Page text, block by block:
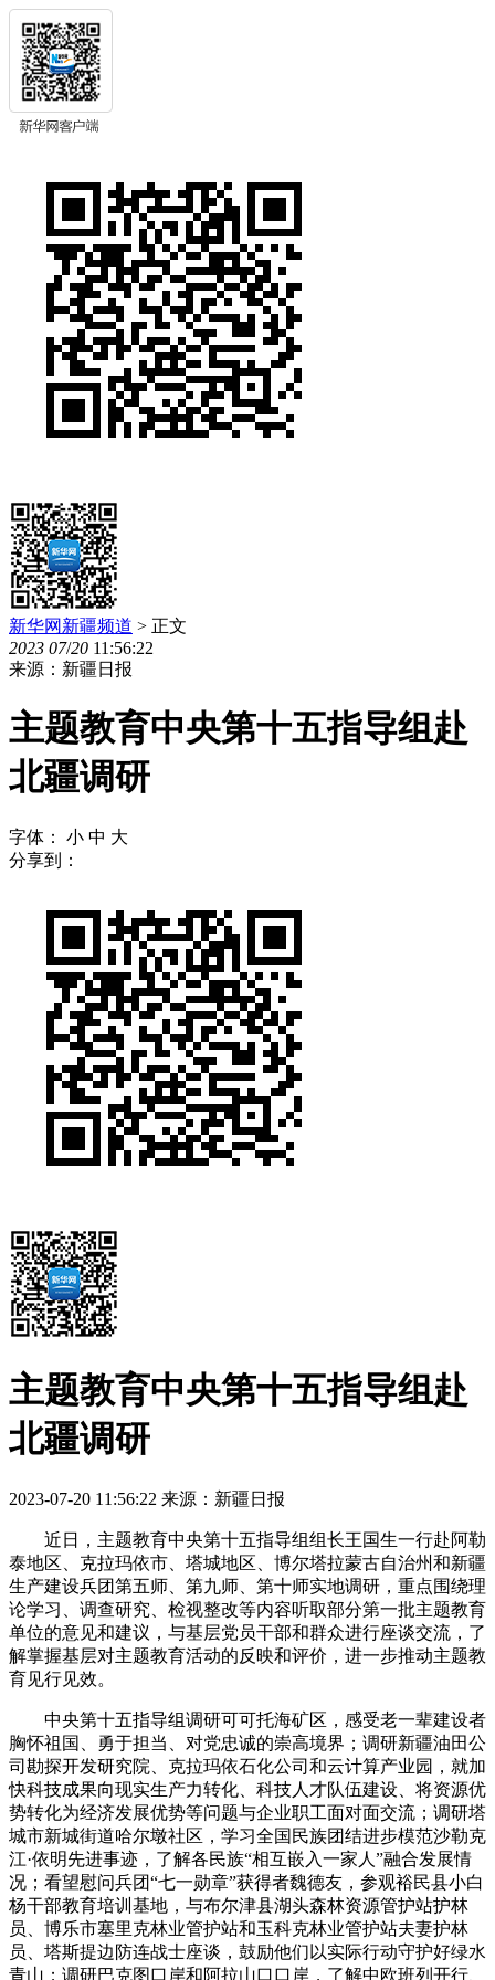
新华网新疆频道 > 正文
2023 07/20 11:56:22
来源：新疆日报
主题教育中央第十五指导组赴
北疆调研
字体： 小 中 大
分享到：
主题教育中央第十五指导组赴
北疆调研
2023-07-20 11:56:22 来源：新疆日报
近日，主题教育中央第十五指导组组长王国生一行赴阿勒
泰地区、克拉玛依市、塔城地区、博尔塔拉蒙古自治州和新疆
生产建设兵团第五师、第九师、第十师实地调研，重点围绕理
论学习、调查研究、检视整改等内容听取部分第一批主题教育
单位的意见和建议，与基层党员干部和群众进行座谈交流，了
解掌握基层对主题教育活动的反映和评价，进一步推动主题教
育见行见效。
中央第十五指导组调研可可托海矿区，感受老一辈建设者
胸怀祖国、勇于担当、对党忠诚的崇高境界；调研新疆油田公
司勘探开发研究院、克拉玛依石化公司和云计算产业园，就加
快科技成果向现实生产力转化、科技人才队伍建设、将资源优
势转化为经济发展优势等问题与企业职工面对面交流；调研塔
城市新城街道哈尔墩社区，学习全国民族团结进步模范沙勒克
江·依明先进事迹，了解各民族“相互嵌入一家人”融合发展情
况；看望慰问兵团“七一勋章”获得者魏德友，参观裕民县小白
杨干部教育培训基地，与布尔津县湖头森林资源管护站护林
员、博乐市塞里克林业管护站和玉科克林业管护站夫妻护林
员、塔斯提边防连战士座谈，鼓励他们以实际行动守护好绿水
青山；调研巴克图口岸和阿拉山口口岸，了解中欧班列开行、